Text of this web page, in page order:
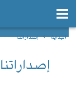
البداية إصداراتنا
إصداراتنا